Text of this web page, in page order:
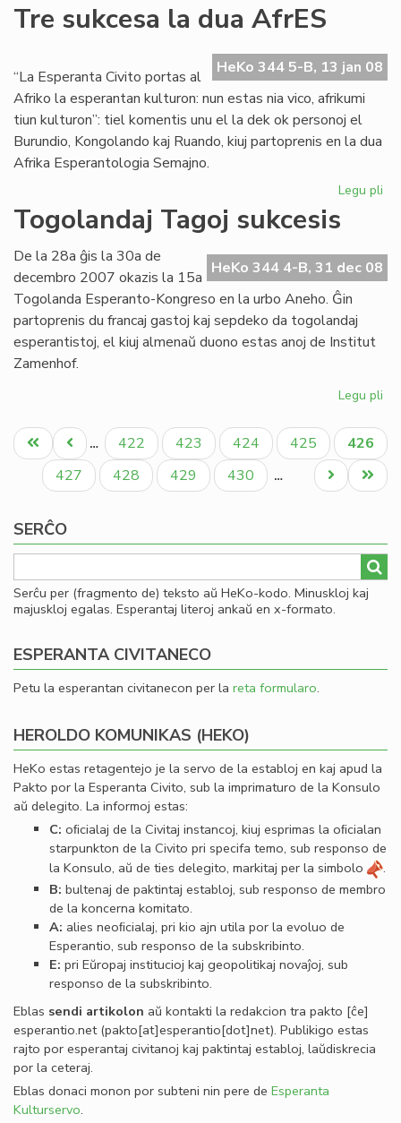
Tre sukcesa la dua AfrES
HeKo 344 5-B, 13 jan 08
“La Esperanta Civito portas al
Afriko la esperantan kulturon: nun estas nia vico, afrikumi
tiun kulturon”: tiel komentis unu el la dek ok personoj el
Burundio, Kongolando kaj Ruando, kiuj partoprenis en la dua
Afrika Esperantologia Semajno.
Legu pli
Togolandaj Tagoj sukcesis
HeKo 344 4-B, 31 dec 08
De la 28a ĝis la 30a de
decembro 2007 okazis la 15a
Togolanda Esperanto-Kongreso en la urbo Aneho. Ĝin
partoprenis du francaj gastoj kaj sepdeko da togolandaj
esperantistoj, el kiuj almenaŭ duono estas anoj de Institut
Zamenhof.
Legu pli
Pagination
Unua
paĝo
Antaŭa
paĝo
… Paĝo
422 Paĝo
423 Paĝo
424 Paĝo
425
Aktuala
paĝo
426
Paĝo
427 Paĝo
428 Paĝo
429 Paĝo
430 …
Last
page
Next
page
SERĈO
Serĉu per (fragmento de) teksto aŭ HeKo-kodo. Minuskloj kaj
majuskloj egalas. Esperantaj literoj ankaŭ en x-formato.
ESPERANTA CIVITANECO
Petu la esperantan civitanecon per la reta formularo.
HEROLDO KOMUNIKAS (HEKO)
HeKo estas retagentejo je la servo de la establoj en kaj apud la
Pakto por la Esperanta Civito, sub la imprimaturo de la Konsulo
aŭ delegito. La informoj estas:
C: oﬁcialaj de la Civitaj instancoj, kiuj esprimas la oﬁcialan
starpunkton de la Civito pri specifa temo, sub responso de
la Konsulo, aŭ de ties delegito, markitaj per la simbolo
.
B: bultenaj de paktintaj establoj, sub responso de membro
de la koncerna komitato.
A: alies neoﬁcialaj, pri kio ajn utila por la evoluo de
Esperantio, sub responso de la subskribinto.
E: pri Eŭropaj institucioj kaj geopolitikaj novaĵoj, sub
responso de la subskribinto.
Eblas sendi artikolon aŭ kontakti la redakcion tra pakto [ĉe]
esperantio.net(pakto[at]esperantio[dot]net). Publikigo estas
rajto por esperantaj civitanoj kaj paktintaj establoj, laŭdiskrecia
por la ceteraj.
Eblas donaci monon por subteni nin pere de Esperanta
Kulturservo.